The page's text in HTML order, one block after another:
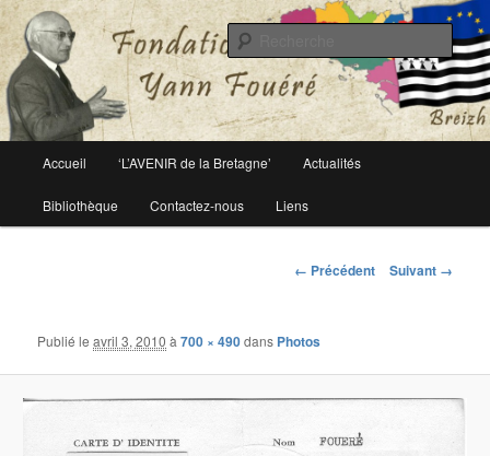
Fondation Yann Fouéré
Le site officiel de la fondation Yann Fouéré
principal
Aller
au
Accueil ‘L’AVENIR de la Bretagne’ Actualités
Bibliothèque Contactez-nous Liens
Navigation
← Précédent Suivant →
Publié leavril 3, 2010 à700 × 490dans Photos